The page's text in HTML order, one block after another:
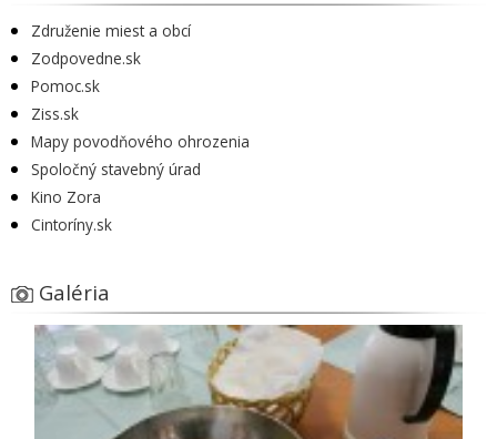
Združenie miest a obcí
Zodpovedne.sk
Pomoc.sk
Ziss.sk
Mapy povodňového ohrozenia
Spoločný stavebný úrad
Kino Zora
Cintoríny.sk
Galéria